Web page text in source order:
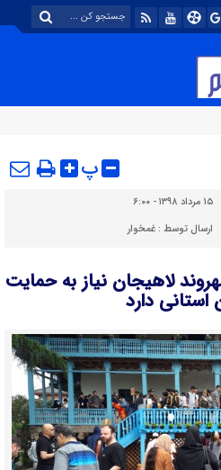
پ
۱۵ مرداد ۱۳۹۸ - ۶:۰۰
ارسال توسط :غمخوار
لاهیجان نیاز به حمایت
استانی دارد